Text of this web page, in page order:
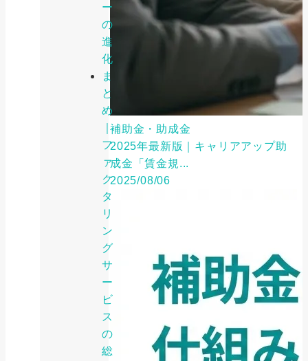
ー
の
進
化
ま
と
め
｜
フ
ァ
ク
タ
リ
ン
グ
サ
ー
ビ
ス
の
総
補助金・助成金
2025年最新版｜キャリアアップ助
成金「賃金規...
2025/08/06